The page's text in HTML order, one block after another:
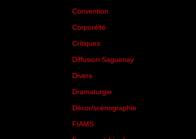
Convention
Corporéité
Critiques
Diffusion Saguenay
Divers
Dramaturgie
Décor/scénographie
FIAMS